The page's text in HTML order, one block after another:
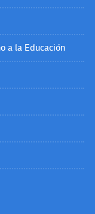
a la Educación